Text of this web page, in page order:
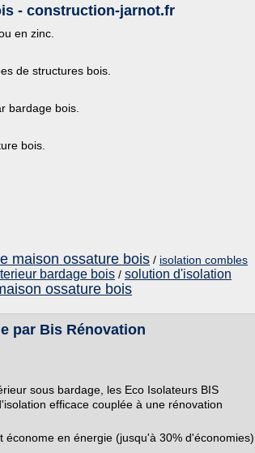
- construction-jarnot.fr
en zinc.
de structures bois.
bardage bois.
bois.
maison ossature bois / isolation combles
bardage bois / solution d'isolation
ossature bois
par Bis Rénovation
sous bardage, les Eco Isolateurs BIS
efficace couplée à une rénovation
en énergie (jusqu'à 30% d'économies)